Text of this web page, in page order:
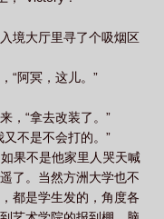
境大厅里寻了个吸烟区
“阿冥，这儿。”
，“拿去改装了。”
不是不会打的。”
果不是他家里人哭天喊
了。当然方洲大学也不
都是学生发的，角度各